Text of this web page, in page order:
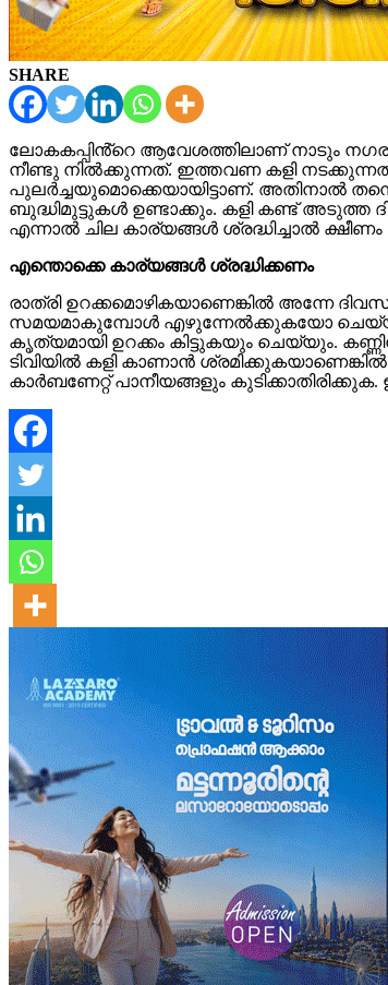
SHARE
ലോകകപ്പിൻ്റെ ആവേശത്തിലാണ് നാടും
നീണ്ടു നിൽക്കുന്നത്. ഇത്തവണ കളി
പുലർച്ചയുമൊക്കെയായിട്ടാണ്. അതിനാൽ
ബുദ്ധിമുട്ടുകൾ ഉണ്ടാക്കും. കളി കണ്ട് അടുത്ത
എന്നാൽ ചില കാര്യങ്ങൾ ശ്രദ്ധിച്ചാൽ
എന്തൊക്കെ കാര്യങ്ങൾ ശ്രദ്ധിക്കണം
രാത്രി ഉറക്കമൊഴികയാണെങ്കിൽ അന്നേ
സമയമാകുമ്പോൾ എഴുന്നേൽക്കുകയോ
കൃത്യമായി ഉറക്കം കിട്ടുകയും ചെയ്യും.
ടിവിയിൽ കളി കാണാൻ
കാർബണേറ്റ‍് പാനീയങ്ങളും